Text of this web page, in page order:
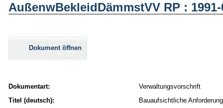
AußenwBekleidDämmstVV RP : 1991-
Dokument öffnen
Dokumentart:
Verwaltungsvorschrift
Titel (deutsch):
Bauaufsichtliche